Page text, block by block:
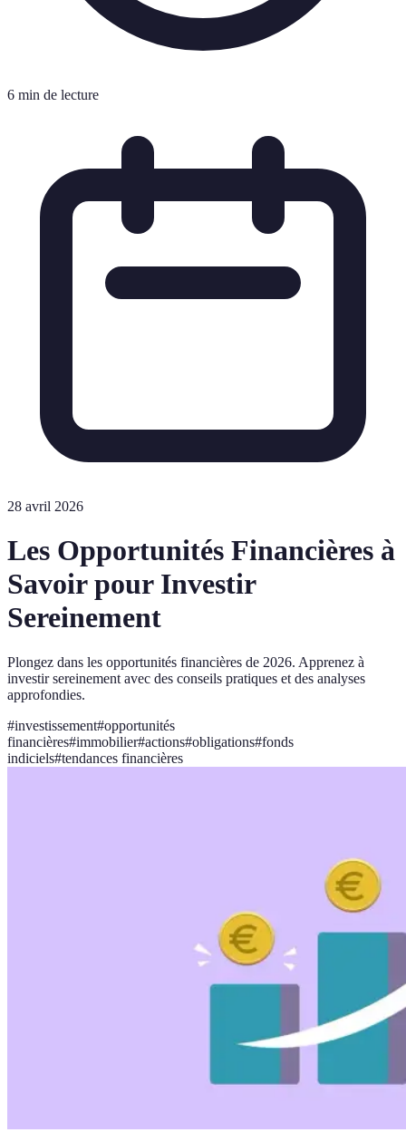
6 min de lecture
28 avril 2026
Les Opportunités Financières à
Savoir pour Investir
Sereinement
Plongez dans les opportunités financières de 2026. Apprenez à
investir sereinement avec des conseils pratiques et des analyses
approfondies.
#investissement#opportunités
financières#immobilier#actions#obligations#fonds
indiciels#tendances financières